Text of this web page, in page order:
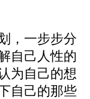
，一步步分
自己人性的
为自己的想
自己的那些